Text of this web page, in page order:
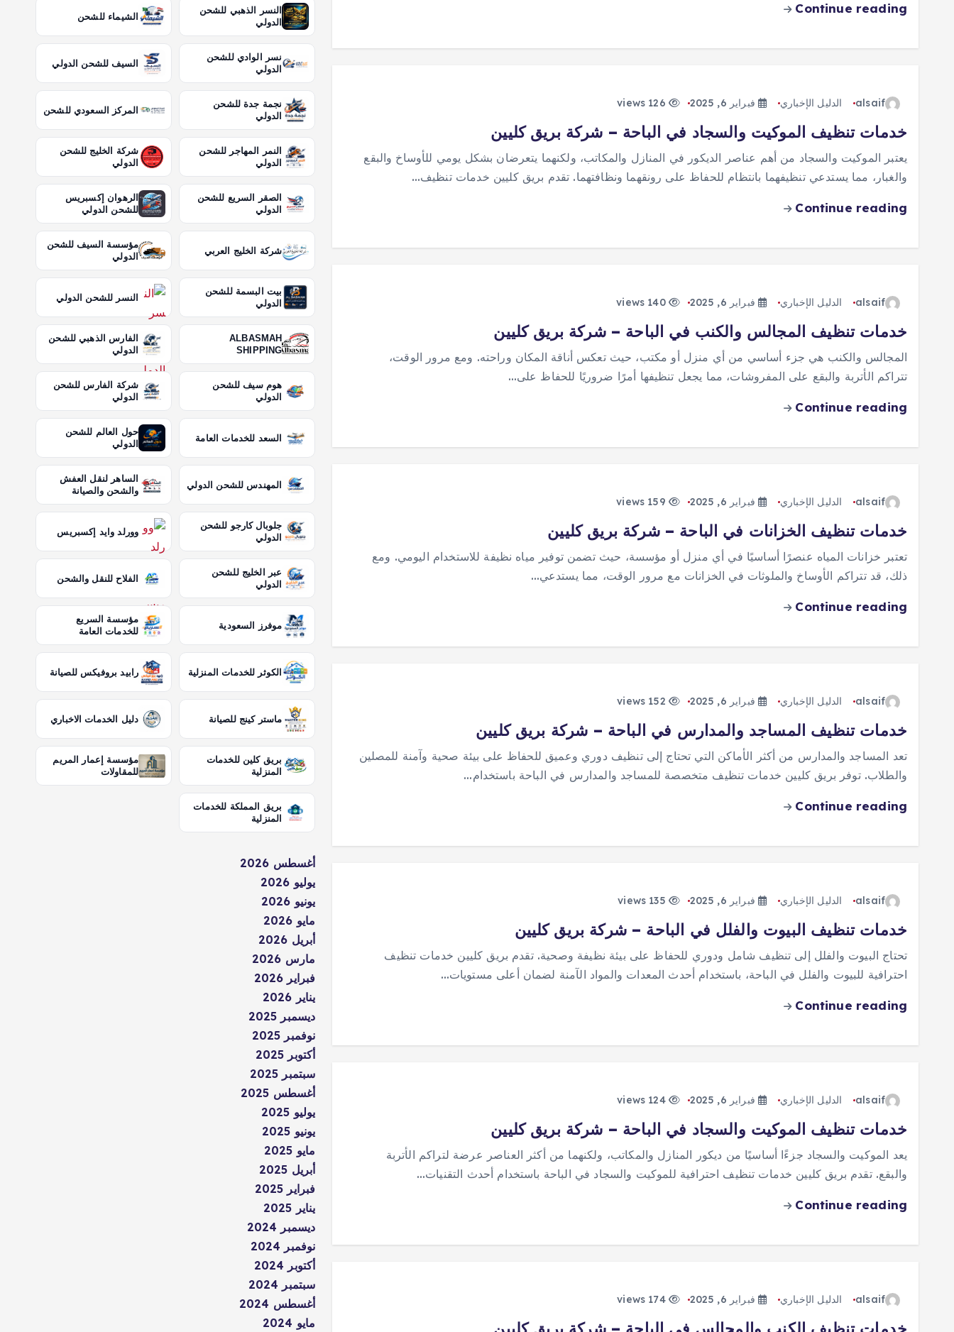
Continue reading
alsaif الدليل الإخباري فبراير 6, 2025
خدمات تنظيف الموكيت والسجاد في الباحة – شركة بريق كليين
يعتبر الموكيت والسجاد من أهم عناصر الديكور في المنازل والمكاتب، ولكنهما يتعرضان بشكل يومي للأوساخ والبقع
والغبار، مما يستدعي تنظيفهما بانتظام للحفاظ على رونقهما ونظافتهما. تقدم بريق كليين خدمات تنظيف…
Continue reading
alsaif الدليل الإخباري فبراير 6, 2025 140 views
خدمات تنظيف المجالس والكنب في الباحة – شركة بريق كليين
المجالس والكنب هي جزء أساسي من أي منزل أو مكتب، حيث تعكس أناقة المكان وراحته. ومع مرور الوقت،
تتراكم الأتربة والبقع على المفروشات، مما يجعل تنظيفها أمرًا ضروريًا للحفاظ على…
Continue reading
alsaif الدليل الإخباري فبراير 6, 2025
خدمات تنظيف الخزانات في الباحة – شركة بريق كليين
تعتبر خزانات المياه عنصرًا أساسيًا في أي منزل أو مؤسسة، حيث تضمن توفير مياه نظيفة للاستخدام اليومي. ومع
ذلك، قد تتراكم الأوساخ والملوثات في الخزانات مع مرور الوقت، مما يستدعي…
Continue reading
alsaif الدليل الإخباري فبراير 6, 2025
خدمات تنظيف المساجد والمدارس في الباحة – شركة بريق كليين
تعد المساجد والمدارس من أكثر الأماكن التي تحتاج إلى تنظيف دوري وعميق للحفاظ على بيئة صحية وآمنة للمصلين
والطلاب. توفر بريق كليين خدمات تنظيف متخصصة للمساجد والمدارس في الباحة باستخدام…
Continue reading
alsaif الدليل الإخباري فبراير 6, 2025
خدمات تنظيف البيوت والفلل في الباحة – شركة بريق كليين
تحتاج البيوت والفلل إلى تنظيف شامل ودوري للحفاظ على بيئة نظيفة وصحية. تقدم بريق كليين خدمات تنظيف
احترافية للبيوت والفلل في الباحة، باستخدام أحدث المعدات والمواد الآمنة لضمان أعلى مستويات…
Continue reading
alsaif الدليل الإخباري فبراير 6, 2025 124 views
خدمات تنظيف الموكيت والسجاد في الباحة – شركة بريق كليين
يعد الموكيت والسجاد جزءًا أساسيًا من ديكور المنازل والمكاتب، ولكنهما من أكثر العناصر عرضة لتراكم الأتربة
والبقع. تقدم بريق كليين خدمات تنظيف احترافية للموكيت والسجاد في الباحة باستخدام أحدث التقنيات…
Continue reading
alsaif الدليل الإخباري فبراير 6, 2025 174 views
النسر الذهبي للشحن
الدولي
الشيماء للشحن
نسر الوادي للشحن
الدولي
السيف للشحن الدولي
نجمة جدة للشحن
الدولي
المركز السعودي للشحن
النمر المهاجر للشحن
الدولي
شركة الخليج للشحن
الدولي
الصقر السريع للشحن
الدولي
الرهوان إكسبريس
للشحن الدولي
شركة الخليج العربي
مؤسسة السيف للشحن
الدولي
بيت البسمة للشحن
الدولي
النسر للشحن الدولي
ALBASMAH
SHIPPING
الفارس الذهبي للشحن
الدولي
هوم سيف للشحن
الدولي
شركة الفارس للشحن
الدولي
السعد للخدمات العامة
حول العالم للشحن
الدولي
المهندس للشحن الدولي
الساهر لنقل العفش
والشحن والصيانة
جلوبال كارجو للشحن
الدولي
وورلد وايد إكسبريس
عبر الخليج للشحن
الدولي
الفلاح للنقل والشحن
موفرز السعودية
مؤسسة السريع
للخدمات العامة
الكوثر للخدمات المنزلية رابيد بروفيكس للصيانة
ماستر كينج للصيانة دليل الخدمات الاخباري
بريق كلين للخدمات
المنزلية
مؤسسة إعمار المريم
للمقاولات
بريق المملكة للخدمات
المنزلية
أغسطس 2026
يوليو 2026
يونيو 2026
مايو 2026
أبريل 2026
مارس 2026
فبراير 2026
يناير 2026
ديسمبر 2025
نوفمبر 2025
أكتوبر 2025
سبتمبر 2025
أغسطس 2025
يوليو 2025
يونيو 2025
مايو 2025
أبريل 2025
فبراير 2025
يناير 2025
ديسمبر 2024
نوفمبر 2024
أكتوبر 2024
سبتمبر 2024
أغسطس 2024
مايو 2024